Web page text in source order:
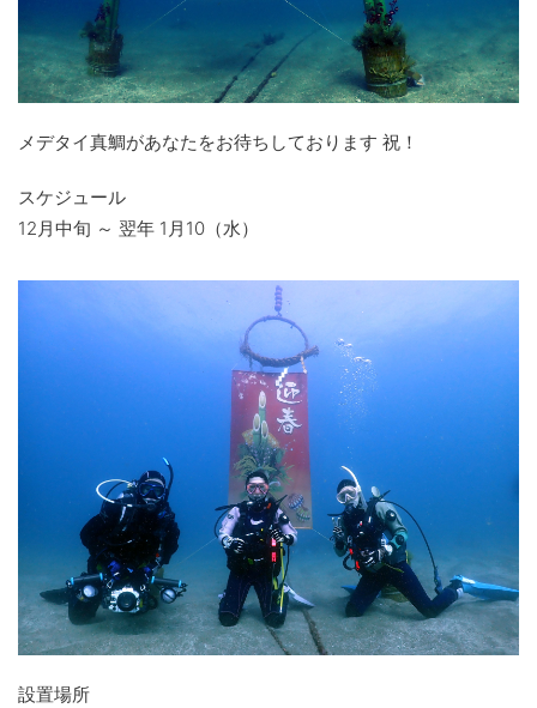
メデタイ真鯛があなたをお待ちしております 祝！
スケジュール
12月中旬 ～ 翌年 1月10（水）
設置場所